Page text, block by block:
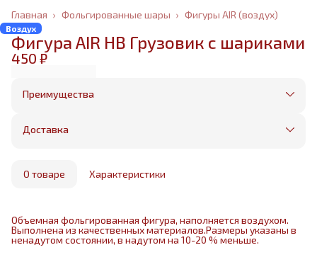
Фигуры AIR (воздух)
Фольгированные шары ›
Главная ›
Воздух
Фигура AIR HB Грузовик с шариками
450 ₽
Преимущества
Оплата частями в Сплит
Бесплатная доставка в пределах КАД
маркетплейса
Доставка
О товаре Характеристики
Объемная фольгированная фигура, наполняется воздухом.
Выполнена из качественных материалов.Размеры указаны в
ненадутом состоянии, в надутом на 10-20 % меньше.